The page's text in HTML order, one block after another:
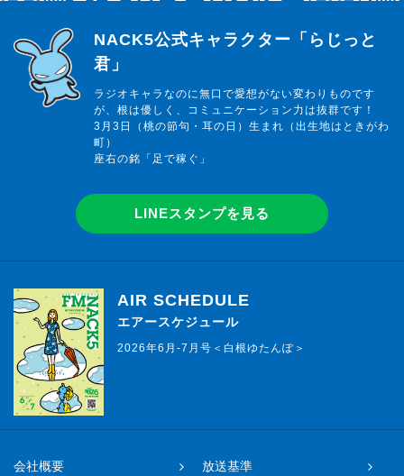
らじっと君
NACK5公式キャラクター「らじっと
君」
ラジオキャラなのに無口で愛想がない変わりものです
が、根は優しく、コミュニケーション力は抜群です！
3月3日（桃の節句・耳の日）生まれ（出生地はときがわ
町）
座右の銘「足で稼ぐ」
LINEスタンプを見る
AIR SCHEDULE
エアースケジュール
2026年6月-7月号＜白根ゆたんぽ＞
会社概要 放送基準